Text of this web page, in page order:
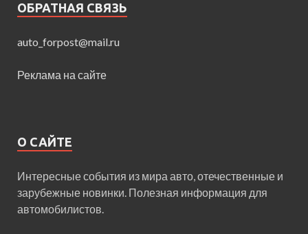
ОБРАТНАЯ СВЯЗЬ
auto_forpost@mail.ru
Реклама на сайте
О САЙТЕ
Интересные события из мира авто, отечественные и
зарубежные новинки. Полезная информация для
автомобилистов.